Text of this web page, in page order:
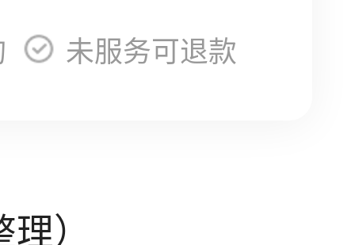
未服务可退款
）